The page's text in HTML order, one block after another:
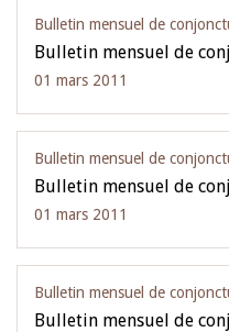
Bulletin mensuel de
Bulletin mensuel de
01 mars 2011
Bulletin mensuel de
Bulletin mensuel de
01 mars 2011
Bulletin mensuel de
Bulletin mensuel de